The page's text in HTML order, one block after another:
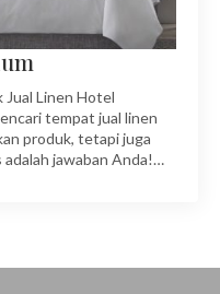
Linen Hotel
tempat jual linen
produk, tetapi juga
adalah jawaban Anda!…